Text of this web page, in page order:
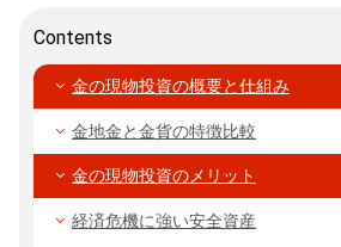
Contents
金の現物投資の概要と仕組み
金地金と金貨の特徴比較
金の現物投資のメリット
経済危機に強い安全資産